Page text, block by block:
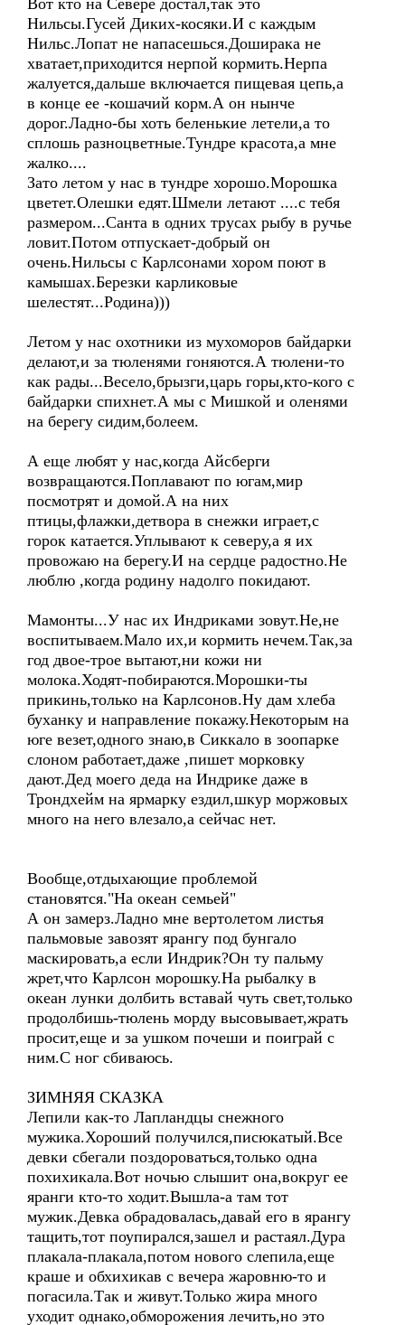
Вот кто на Севере достал,так это
Нильсы.Гусей Диких-косяки.И с каждым
Нильс.Лопат не напасешься.Доширака не
хватает,приходится нерпой кормить.Нерпа
жалуется,дальше включается пищевая цепь,а
в конце ее -кошачий корм.А он нынче
дорог.Ладно-бы хоть беленькие летели,а то
сплошь разноцветные.Тундре красота,а мне
жалко....
Зато летом у нас в тундре хорошо.Морошка
цветет.Олешки едят.Шмели летают ....с тебя
размером...Санта в одних трусах рыбу в ручье
ловит.Потом отпускает-добрый он
очень.Нильсы с Карлсонами хором поют в
камышах.Березки карликовые
шелестят...Родина)))
Летом у нас охотники из мухоморов байдарки
делают,и за тюленями гоняются.А тюлени-то
как рады...Весело,брызги,царь горы,кто-кого с
байдарки спихнет.А мы с Мишкой и оленями
на берегу сидим,болеем.
А еще любят у нас,когда Айсберги
возвращаются.Поплавают по югам,мир
посмотрят и домой.А на них
птицы,флажки,детвора в снежки играет,с
горок катается.Уплывают к северу,а я их
провожаю на берегу.И на сердце радостно.Не
люблю ,когда родину надолго покидают.
Мамонты...У нас их Индриками зовут.Не,не
воспитываем.Мало их,и кормить нечем.Так,за
год двое-трое вытают,ни кожи ни
молока.Ходят-побираются.Морошки-ты
прикинь,только на Карлсонов.Ну дам хлеба
буханку и направление покажу.Некоторым на
юге везет,одного знаю,в Сиккало в зоопарке
слоном работает,даже ,пишет морковку
дают.Дед моего деда на Индрике даже в
Трондхейм на ярмарку ездил,шкур моржовых
много на него влезало,а сейчас нет.
Вообще,отдыхающие проблемой
становятся."На океан семьей"
А он замерз.Ладно мне вертолетом листья
пальмовые завозят ярангу под бунгало
маскировать,а если Индрик?Он ту пальму
жрет,что Карлсон морошку.На рыбалку в
океан лунки долбить вставай чуть свет,только
продолбишь-тюлень морду высовывает,жрать
просит,еще и за ушком почеши и поиграй с
ним.С ног сбиваюсь.
ЗИМНЯЯ СКАЗКА
Лепили как-то Лапландцы снежного
мужика.Хороший получился,писюкатый.Все
девки сбегали поздороваться,только одна
похихикала.Вот ночью слышит она,вокруг ее
яранги кто-то ходит.Вышла-а там тот
мужик.Девка обрадовалась,давай его в ярангу
тащить,тот поупирался,зашел и растаял.Дура
плакала-плакала,потом нового слепила,еще
краше и обхихикав с вечера жаровню-то и
погасила.Так и живут.Только жира много
уходит однако,обморожения лечить,но это